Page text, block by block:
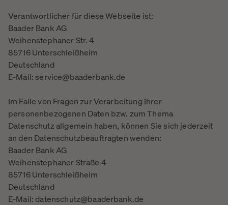
Verantwortlicher für diese Webseite ist:
Baader Bank AG
Weihenstephaner Str. 4
85716 Unterschleißheim
Deutschland
E-Mail: service@baaderbank.de
Im Falle von Fragen zur Verarbeitung Ihrer
personenbezogenen Daten bzw. zum Thema
Datenschutz allgemein haben, können Sie sich jederzeit
an den Datenschutzbeauftragten wenden:
Baader Bank AG
Weihenstephaner Straße 4
85716 Unterschleißheim
Deutschland
E-Mail: datenschutz@baaderbank.de